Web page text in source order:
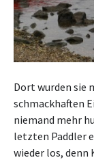
Dort wurden sie
schmackhaften
niemand mehr
letzten Paddler
wieder los, denn